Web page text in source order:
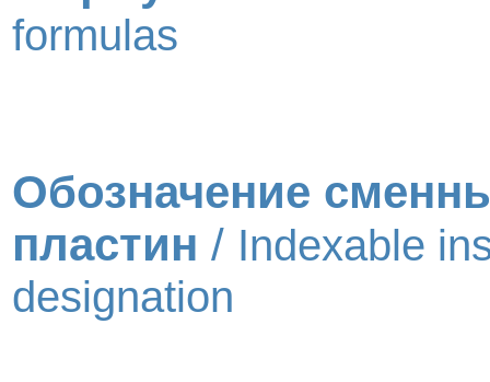
formulas
Обозначение
пластин / Indexable
designation